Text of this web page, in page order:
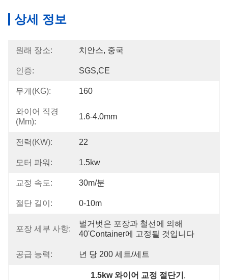
상세 정보
원래 장소: 치안스, 중국
인증: SGS,CE
무게(KG): 160
와이어 직경
(mm):
1.6-4.0mm
전력(KW): 22
모터 파워: 1.5kw
교정 속도: 30m/분
절단 길이: 0-10m
포장 세부 사항:
벌거벗은 포장과 철선에 의해
40'container에 고정될 것입니다
공급 능력: 년 당 200 세트/세트
1.5kw 와이어 교정 절단기 ,